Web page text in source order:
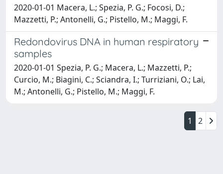
2020-01-01 Macera, L.; Spezia, P. G.; Focosi, D.;
Mazzetti, P.; Antonelli, G.; Pistello, M.; Maggi, F.
Redondovirus DNA in human respiratory
samples
2020-01-01 Spezia, P. G.; Macera, L.; Mazzetti, P.;
Curcio, M.; Biagini, C.; Sciandra, I.; Turriziani, O.; Lai,
M.; Antonelli, G.; Pistello, M.; Maggi, F.
1 2